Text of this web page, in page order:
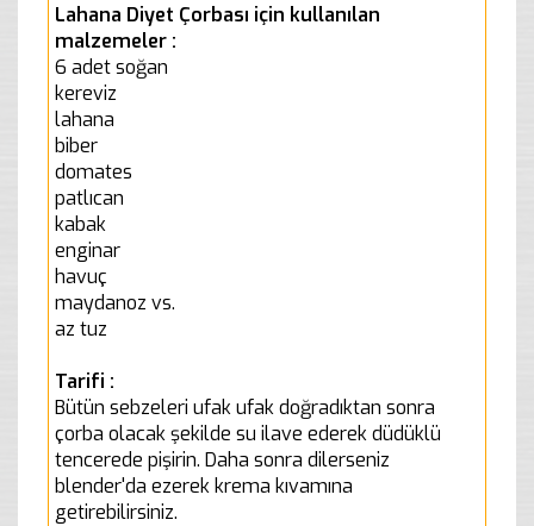
Lahana Diyet Çorbası için kullanılan
malzemeler :
6 adet soğan
kereviz
lahana
biber
domates
patlıcan
kabak
enginar
havuç
maydanoz vs.
az tuz
Tarifi :
Bütün sebzeleri ufak ufak doğradıktan sonra
çorba olacak şekilde su ilave ederek düdüklü
tencerede pişirin. Daha sonra dilerseniz
blender'da ezerek krema kıvamına
getirebilirsiniz.